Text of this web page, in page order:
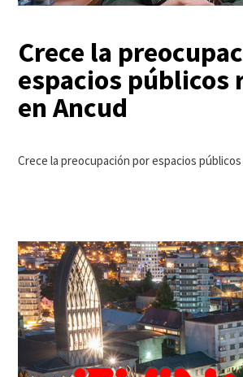
Crece la
espacios públicos
en Ancud
Crece la preocupación por espacios